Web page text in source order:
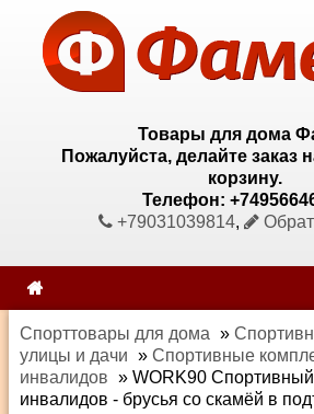
Товары для дома
Пожалуйста, делайте заказ
корзину.
Телефон:
+79031039814,
Спорттовары для дома »
улицы и дачи » Спортивные
инвалидов » WORK90
инвалидов - брусья со скамёй в